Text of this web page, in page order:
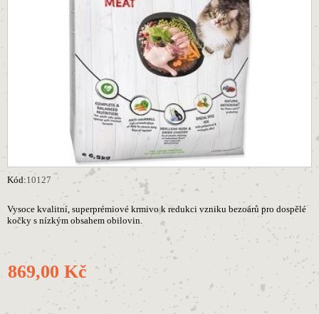
Kód:10127
Vysoce kvalitní, superprémiové krmivo k redukci vzniku bezoárů pro dospělé
kočky s nízkým obsahem obilovin.
869,00 Kč